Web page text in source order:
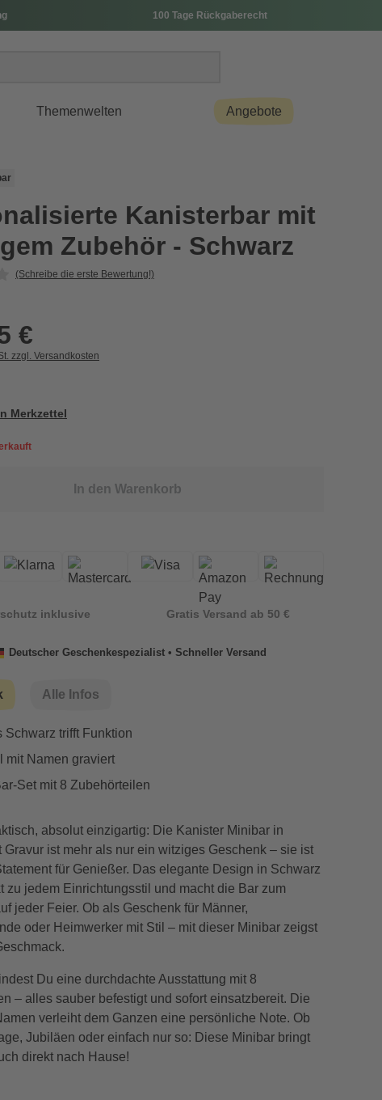
100 Tage Rückgaberecht
Themenwelten Angebote
Kanisterbar mit
Zubehör - Schwarz
(Schreibe die erste Bewertung!)
€
zzgl. Versandkosten
Merkzettel
In den Warenkorb
inklusive Gratis Versand ab 50 €
Deutscher Geschenkespezialist • Schneller Versand
Alle Infos
Schwarz trifft Funktion
mit Namen graviert
Set mit 8 Zubehörteilen
absolut einzigartig: Die Kanister Minibar in
Gravur ist mehr als nur ein witziges Geschenk – sie ist
für Genießer. Das elegante Design in Schwarz
zu jedem Einrichtungsstil und macht die Bar zum
jeder Feier. Ob als Geschenk für Männer,
oder Heimwerker mit Stil – mit dieser Minibar zeigst
Du eine durchdachte Ausstattung mit 8
– alles sauber befestigt und sofort einsatzbereit. Die
verleiht dem Ganzen eine persönliche Note. Ob
Jubiläen oder einfach nur so: Diese Minibar bringt
direkt nach Hause!